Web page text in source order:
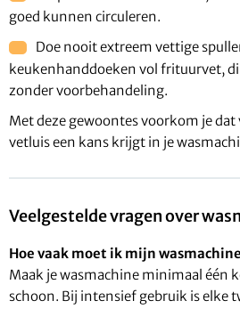
goed kunnen circuleren.
Doe nooit extreem vettige
keukenhanddoeken vol frituurvet,
zonder voorbehandeling.
Met deze gewoontes voorkom je
vetluis een kans krijgt in je
Veelgestelde vragen over
Hoe vaak moet ik mijn
Maak je wasmachine minimaal één
schoon. Bij intensief gebruik is elke